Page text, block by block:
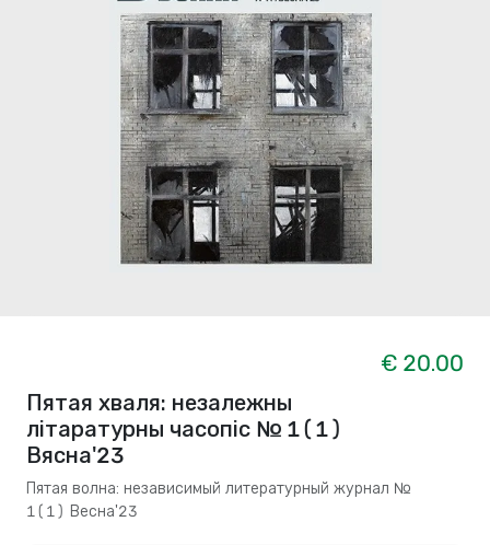
€ 20.00
Пятая хваля: незалежны
літаратурны часопіс № 1(1)
Вясна'23
Пятая волна: независимый литературный журнал №
1(1) Весна'23